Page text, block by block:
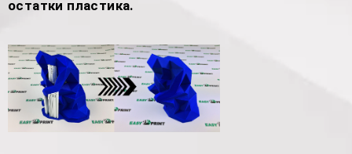
остатки пластика.